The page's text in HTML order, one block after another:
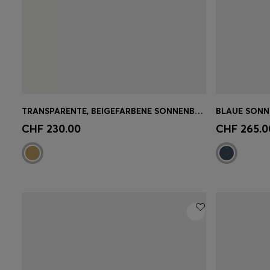
Schnelleinkauf
Grösse)
TRANSPARENTE, BEIGEFARBENE SONNENBRILLE MIT GRAUEN GLÄSERN
CHF 230.00
Grösse)
CHF